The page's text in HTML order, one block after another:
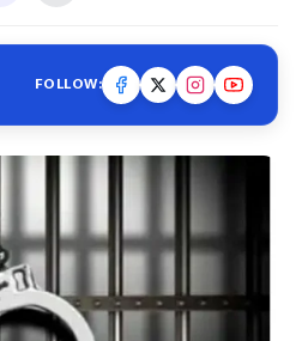
FOLLOW: